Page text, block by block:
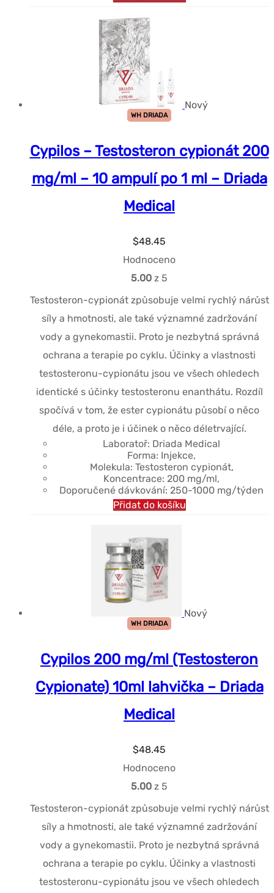
Nový
WH DRIADA
Cypilos – Testosteron cypionát 200
mg/ml – 10 ampulí po 1 ml – Driada
Medical
$48.45
Hodnoceno
5.00 z 5
Testosteron-cypionát způsobuje velmi rychlý nárůst
síly a hmotnosti, ale také významné zadržování
vody a gynekomastii. Proto je nezbytná správná
ochrana a terapie po cyklu. Účinky a vlastnosti
testosteronu-cypionátu jsou ve všech ohledech
identické s účinky testosteronu enanthátu. Rozdíl
spočívá v tom, že ester cypionátu působí o něco
déle, a proto je i účinek o něco déletrvající.
Laboratoř: Driada Medical
Forma: Injekce,
Molekula: Testosteron cypionát,
Koncentrace: 200 mg/ml,
Doporučené dávkování: 250-1000 mg/týden
Přidat do košíku
Nový
WH DRIADA
Cypilos 200 mg/ml (Testosteron
Cypionate) 10ml lahvička – Driada
Medical
$48.45
Hodnoceno
5.00 z 5
Testosteron-cypionát způsobuje velmi rychlý nárůst
síly a hmotnosti, ale také významné zadržování
vody a gynekomastii. Proto je nezbytná správná
ochrana a terapie po cyklu. Účinky a vlastnosti
testosteronu-cypionátu jsou ve všech ohledech